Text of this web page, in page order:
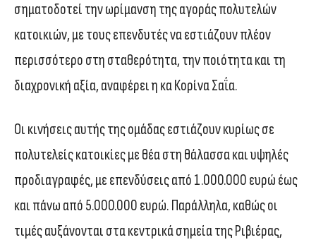
σηματοδοτεί την ωρίμανση της αγοράς πολυτελών
κατοικιών, με τους επενδυτές να εστιάζουν πλέον
περισσότερο στη σταθερότητα, την ποιότητα και τη
διαχρονική αξία, αναφέρει η κα Κορίνα Σαΐα.
Οι κινήσεις αυτής της ομάδας εστιάζουν κυρίως σε
πολυτελείς κατοικίες με θέα στη θάλασσα και υψηλές
προδιαγραφές, με επενδύσεις από 1.000.000 ευρώ έως
και πάνω από 5.000.000 ευρώ. Παράλληλα, καθώς οι
τιμές αυξάνονται στα κεντρικά σημεία της Ριβιέρας,